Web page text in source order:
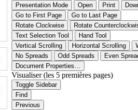
Presentation Mode Open Print
Go to First Page
Go to Last Page
Rotate Clockwise
Rotate
Text Selection Tool
Hand Tool
Vertical Scrolling
Horizontal Scrolling
No Spreads
Odd Spreads
Even
Document Properties…
Visualiser (les 5 premières pages)
Toggle Sidebar
Find
Previous